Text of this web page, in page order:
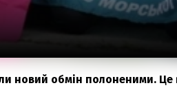
новий обмін полоненими.